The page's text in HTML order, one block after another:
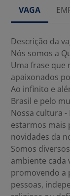
VAGA
Descrição da
Nós somos a
Uma frase que
apaixonados
Ao infinito e
Brasil e pelo
Nossa cultura
estarmos mais
novidades da
Somos
ambiente cada
promovendo a
pessoas,